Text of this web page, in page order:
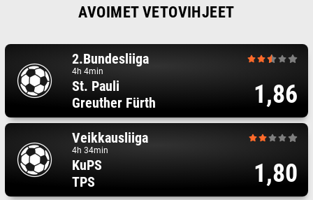
AVOIMET VETOVIHJEET
2.Bundesliiga
4h 4min
St. Pauli
Greuther Fürth
1,86
Veikkausliiga
4h 34min
KuPS
TPS
1,80